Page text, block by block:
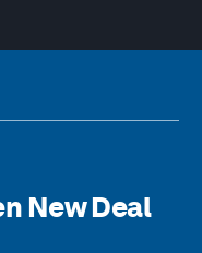
New Deal